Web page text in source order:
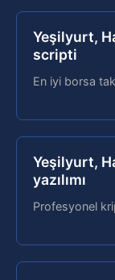
Yeşilyurt,
scripti
En iyi borsa
Yeşilyurt,
yazılımı
Profesyonel